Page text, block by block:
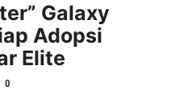
Galaxy
Adopsi
Elite
0